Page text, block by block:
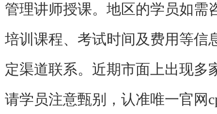
管理讲师授课。地区的学员如需
培训课程、考试时间及费用等信
定渠道联系。近期市面上出现多
请学员注意甄别，认准唯一官网